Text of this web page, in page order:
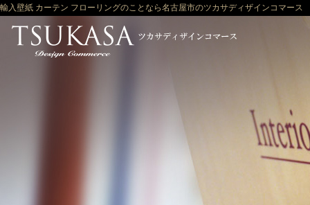
輸入壁紙 カーテン フローリングのことなら名古屋市のツカサディザインコマース